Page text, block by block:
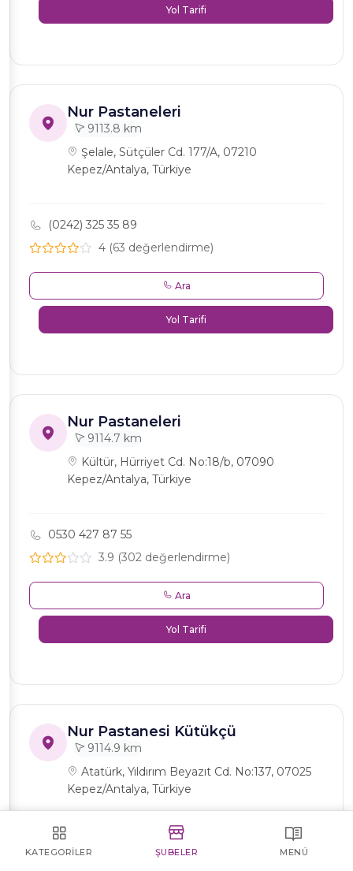
KATEGORILER ŞUBELER MENÜ
Yol Tarifi
Nur Pastaneleri
9113.8 km
Şelale, Sütçüler Cd. 177/A, 07210
Kepez/Antalya, Türkiye
(0242) 325 35 89
4 (63 değerlendirme)
Ara
Yol Tarifi
Nur Pastaneleri
9114.7 km
Kültür, Hürriyet Cd. No:18/b, 07090
Kepez/Antalya, Türkiye
0530 427 87 55
3.9 (302 değerlendirme)
Ara
Yol Tarifi
Nur Pastanesi Kütükçü
9114.9 km
Atatürk, Yıldırım Beyazıt Cd. No:137, 07025
Kepez/Antalya, Türkiye
0501 022 02 14